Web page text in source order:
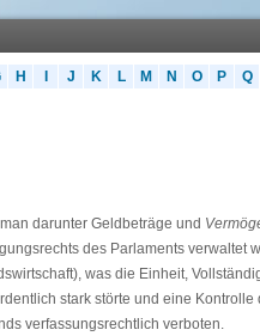
H J K L M N O P Q
darunter Geldbeträge und
des Parlaments verwaltet
was die Einheit,
stark störte und eine
verfassungsrechtlich verboten.